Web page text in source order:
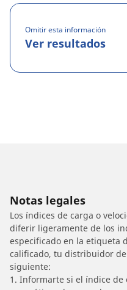
Omitir esta información
Ver resultados
Notas legales
Los índices de carga o
diferir ligeramente de los
especificado en la etiqueta
calificado, tu distribuidor
siguiente:
1. Informarte si el índice de